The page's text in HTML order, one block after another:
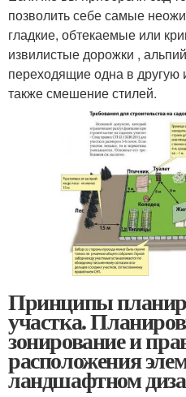
позволить себе самые
гладкие, обтекаемые или
извилистые дорожки ,
переходящие одна в
также смешение стилей.
Принципы
участка.
зонирование и
расположения
ландшафтном